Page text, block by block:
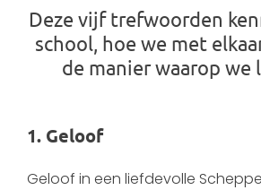
Deze vijf trefwoorden
school, hoe we met
de manier waarop we
1. Geloof
Geloof in een liefdevolle